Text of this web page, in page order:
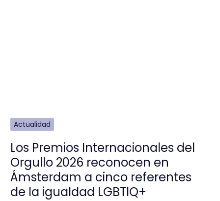
Actualidad
Los Premios Internacionales del
Orgullo 2026 reconocen en
Ámsterdam a cinco referentes
de la igualdad LGBTIQ+